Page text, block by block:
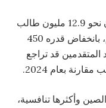
وأظهرت بيانات وزارة التعليم الصينية أن نحو 12.9 مليون طالب
سجلوا للمشاركة في امتحانات هذا العام، بانخفاض قدره 450
2025. وكان عدد المتقدمين قد تراجع
وأكثرها تنافسية،